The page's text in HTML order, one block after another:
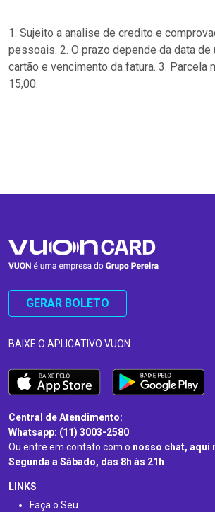
1. Sujeito a analise de credito e
pessoais. 2. O prazo depende da data de
cartão e vencimento da fatura. 3. Parcela
15,00.
GERAR BOLETO
BAIXE O APLICATIVO VUON
Central de Atendimento:
Whatsapp: (11) 3003-2580
Ou entre em contato com o nosso chat, aqui
Segunda a Sábado, das 8h às 21h.
LINKS
Faça o Seu